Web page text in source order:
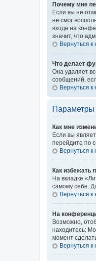
Почему мне
Если вы не
не смог
входе на
значит, что
Вернуться к
Что делает
Она удаляет
сообщений,
Вернуться к
Параметры
Как мне
Если вы
перейдите по
Вернуться к
Как избежать
На вкладке
самому себе.
Вернуться к
На
Возможно,
находитесь:
момент
Вернуться к